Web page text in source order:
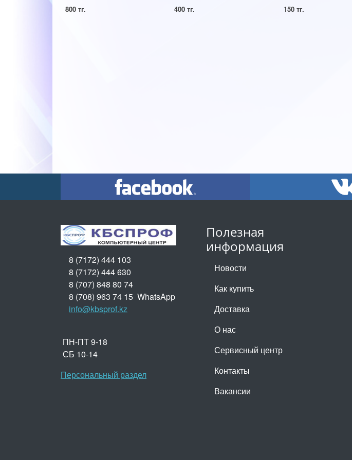
800 тг. 400 тг. 150 тг.
Полезная
информация
Новости
Как купить
Доставка
О нас
Сервисный центр
Контакты
Вакансии
8 (7172) 444 103
8 (7172) 444 630
8 (707) 848 80 74
8 (708) 963 74 15 WhatsApp
info@kbsprof.kz
ПН-ПТ 9-18
СБ 10-14
Персональный раздел